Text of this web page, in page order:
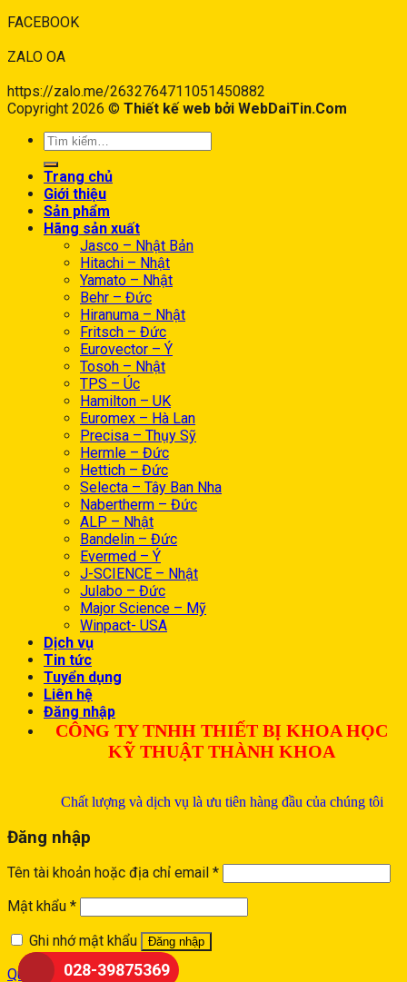
FACEBOOK
ZALO OA
https://zalo.me/2632764711051450882
Copyright 2026 © Thiết kế web bởi WebDaiTin.Com
Trang chủ
Giới thiệu
Sản phẩm
Hãng sản xuất
Jasco – Nhật Bản
Hitachi – Nhật
Yamato – Nhật
Behr – Đức
Hiranuma – Nhật
Fritsch – Đức
Eurovector – Ý
Tosoh – Nhật
TPS – Úc
Hamilton – UK
Euromex – Hà Lan
Precisa – Thụy Sỹ
Hermle – Đức
Hettich – Đức
Selecta – Tây Ban Nha
Nabertherm – Đức
ALP – Nhật
Bandelin – Đức
Evermed – Ý
J-SCIENCE – Nhật
Julabo – Đức
Major Science – Mỹ
Winpact- USA
Dịch vụ
Tin tức
Tuyển dụng
Liên hệ
Đăng nhập
CÔNG TY TNHH THIẾT BỊ KHOA HỌC
KỸ THUẬT THÀNH KHOA
Chất lượng và dịch vụ là ưu tiên hàng đầu của chúng tôi
Đăng nhập
Tên tài khoản hoặc địa chỉ email *
Mật khẩu *
Ghi nhớ mật khẩu
Đăng nhập
Quên mật khẩu?028-39875369